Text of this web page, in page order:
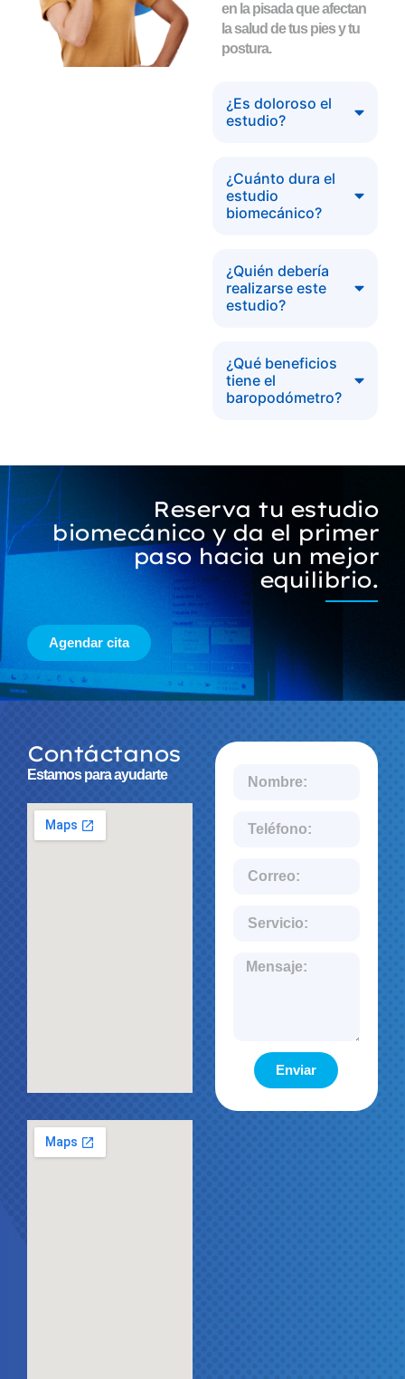
en la pisada que afectan
la salud de tus pies y tu
postura.
¿Es doloroso el
estudio?
¿Cuánto dura el
estudio
biomecánico?
¿Quién debería
realizarse este
estudio?
¿Qué beneficios
tiene el
baropodómetro?
Reserva tu estudio
biomecánico y da el primer
paso hacia un mejor
equilibrio.
Agendar cita
Contáctanos
Estamos para ayudarte
Enviar